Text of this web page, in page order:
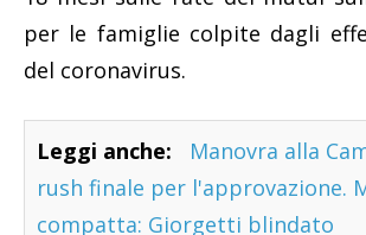
per le famiglie colpite dagli
del coronavirus.
Leggi anche:
Manovra alla
rush finale per l'approvazione.
compatta: Giorgetti blindato